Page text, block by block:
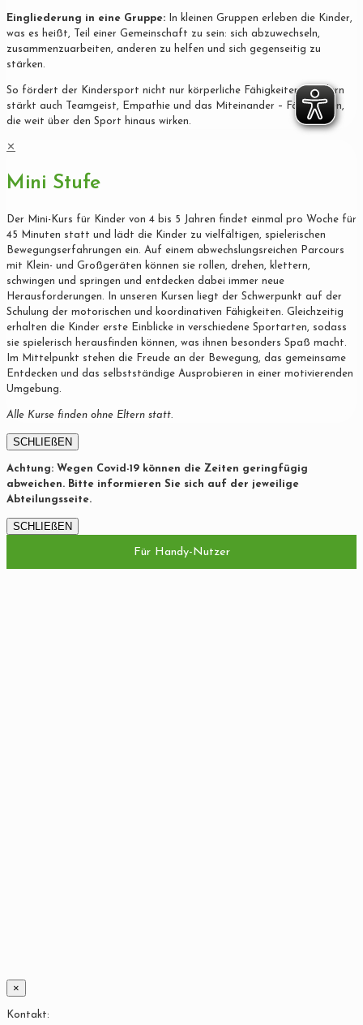
Eingliederung in eine Gruppe: In kleinen Gruppen erleben die Kinder,
was es heißt, Teil einer Gemeinschaft zu sein: sich abzuwechseln,
zusammenzuarbeiten, anderen zu helfen und sich gegenseitig zu
stärken.
So fördert der Kindersport nicht nur körperliche Fähigkeiten, sondern
stärkt auch Teamgeist, Empathie und das Miteinander – Fähigkeiten,
die weit über den Sport hinaus wirken.
✕
Mini Stufe
Der Mini-Kurs für Kinder von 4 bis 5 Jahren findet einmal pro Woche für
45 Minuten statt und lädt die Kinder zu vielfältigen, spielerischen
Bewegungserfahrungen ein. Auf einem abwechslungsreichen Parcours
mit Klein- und Großgeräten können sie rollen, drehen, klettern,
schwingen und springen und entdecken dabei immer neue
Herausforderungen. In unseren Kursen liegt der Schwerpunkt auf der
Schulung der motorischen und koordinativen Fähigkeiten. Gleichzeitig
erhalten die Kinder erste Einblicke in verschiedene Sportarten, sodass
sie spielerisch herausfinden können, was ihnen besonders Spaß macht.
Im Mittelpunkt stehen die Freude an der Bewegung, das gemeinsame
Entdecken und das selbstständige Ausprobieren in einer motivierenden
Umgebung.
Alle Kurse finden ohne Eltern statt.
SCHLIEßEN
Achtung: Wegen Covid-19 können die Zeiten geringfügig
abweichen. Bitte informieren Sie sich auf der jeweilige
Abteilungsseite.
SCHLIEßEN
Für Handy-Nutzer
×
Kontakt: